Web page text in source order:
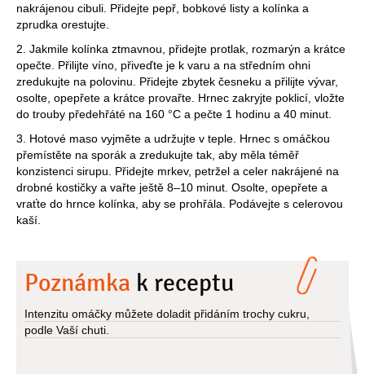
nakrájenou cibuli. Přidejte pepř, bobkové listy a kolínka a
zprudka orestujte.
2. Jakmile kolínka ztmavnou, přidejte protlak, rozmarýn a krátce
opečte. Přilijte víno, přiveďte je k varu a na středním ohni
zredukujte na polovinu. Přidejte zbytek česneku a přilijte vývar,
osolte, opepřete a krátce provařte. Hrnec zakryjte poklicí, vložte
do trouby předehřáté na 160 °C a pečte 1 hodinu a 40 minut.
3. Hotové maso vyjměte a udržujte v teple. Hrnec s omáčkou
přemístěte na sporák a zredukujte tak, aby měla téměř
konzistenci sirupu. Přidejte mrkev, petržel a celer nakrájené na
drobné kostičky a vařte ještě 8–10 minut. Osolte, opepřete a
vraťte do hrnce kolínka, aby se prohřála. Podávejte s celerovou
kaší.
Poznámka k receptu
Intenzitu omáčky můžete doladit přidáním trochy cukru,
podle Vaší chuti.